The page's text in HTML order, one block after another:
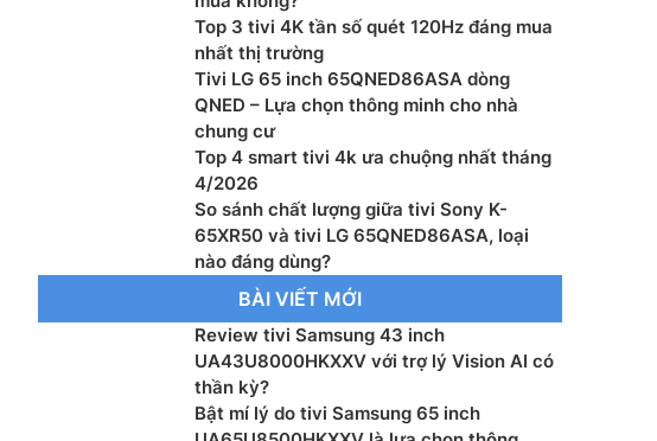
Hệ điều hành – Giao diện: WebOS 25
Bộ xử lý: AI alpha 8 Gen2
Tổng công suất loa: 20 W
Hệ thống loa: 2.0 Kênh
AI Sound: α8 AI Sound Pro (Virtual 9.1.2 Up-mix)
Tìm kiếm bằng giọng nói: Có
Chia sẻ màn hình: Google Cast™, Apple AirPlay 2
Truyền thanh Kỹ thuật số: DVB-T2 (*VN: DVB-T2C)
Top 3 tivi 4K tần số quét 120Hz đáng mua
nhất thị trường
Tivi LG 65 inch 65QNED86ASA dòng
QNED – Lựa chọn thông minh cho nhà
chung cư
Top 4 smart tivi 4k ưa chuộng nhất tháng
4/2026
So sánh chất lượng giữa tivi Sony K-
65XR50 và tivi LG 65QNED86ASA, loại
nào đáng dùng?
BÀI VIẾT MỚI
Review tivi Samsung 43 inch
UA43U8000HKXXV với trợ lý Vision AI có
thần kỳ?
Bật mí lý do tivi Samsung 65 inch